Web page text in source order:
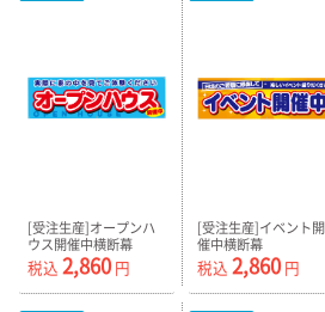
[受注生産]オープンハ
ウス開催中横断幕
150cm×45cm TA001-
10
税込 2,860 円
[受注生産]イベント開
催中横断幕
150cm×45cm TA001-
11
税込 2,860円